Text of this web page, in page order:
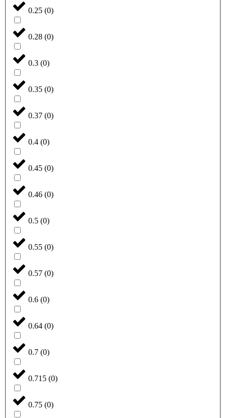
0.25 (0)
0.28 (0)
0.3 (0)
0.35 (0)
0.37 (0)
0.4 (0)
0.45 (0)
0.46 (0)
0.5 (0)
0.55 (0)
0.57 (0)
0.6 (0)
0.64 (0)
0.7 (0)
0.715 (0)
0.75 (0)